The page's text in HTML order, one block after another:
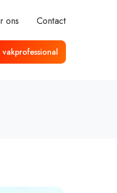
ons Contact